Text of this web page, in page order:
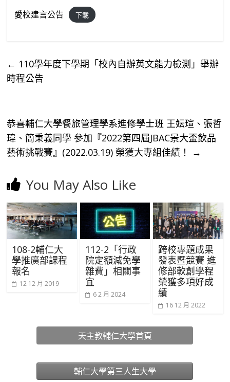
愛校建言公告 下載
← 110學年度下學期「校內自辦英文能力檢測」舉辦
時程公告
恭喜輔仁大學餐旅管理學系進修學士班 王妘瑄、張哲
瑋、簡秉義同學 參加『2022第四屆JBAC景大盃飲品
藝術挑戰賽』(2022.03.19) 榮獲大專組佳績！
→
You May Also Like
108-2輔仁大
學推廣部課程
報名
12 12 月 2019
112-2「行政
院定額減免學
雜費」相關事
宜
6 2 月 2024
跨校專題成果
發表暨競賽 進
修部軟創學程
榮獲多項好成
績
16 12 月 2022
天主教輔仁大學首頁
輔仁大學第三人生大學